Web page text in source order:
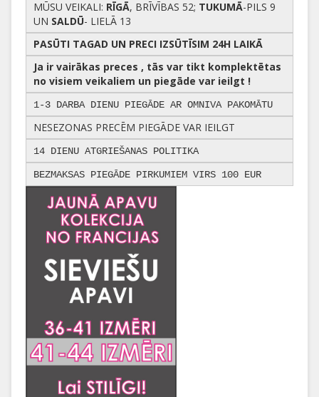
MŪSU VEIKALI: RĪGĀ, BRĪVĪBAS 52; TUKUMĀ-PILS 9
UN SALDŪ- LIELĀ 13
PASŪTI TAGAD UN PRECI IZSŪTĪSIM 24H LAIKĀ
Ja ir vairākas preces , tās var tikt komplektētas
no visiem veikaliem un piegāde var ieilgt !
1-3 DARBA DIENU PIEGĀDE AR OMNIVA PAKOMĀTU
NESEZONAS PRECĒM PIEGĀDE VAR IEILGT
14 DIENU ATGRIEŠANAS POLITIKA
BEZMAKSAS PIEGĀDE PIRKUMIEM VIRS 100 EUR